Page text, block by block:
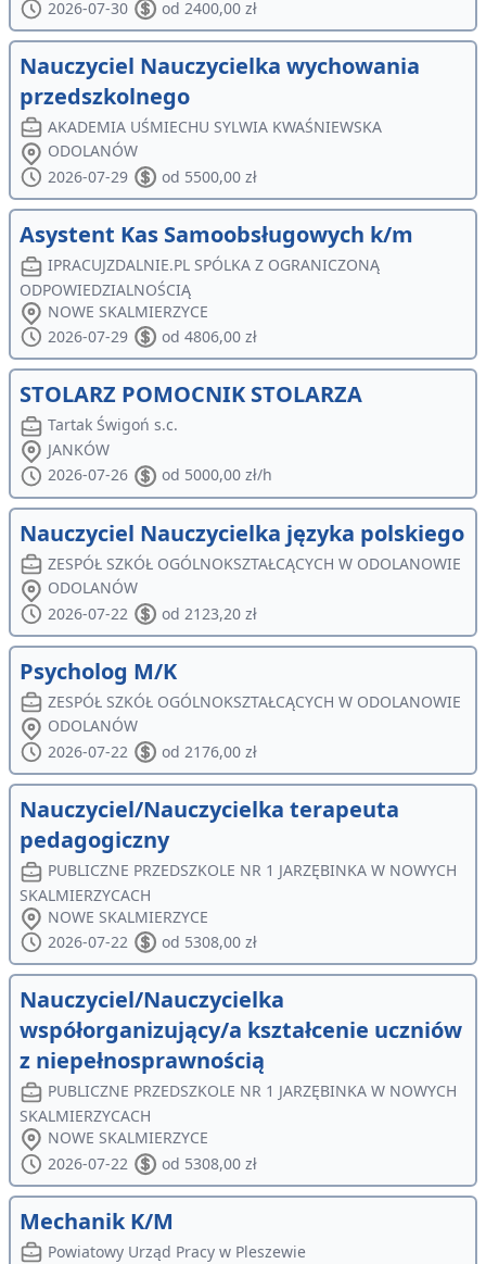
2026-07-30 od 2400,00 zł
Nauczyciel Nauczycielka wychowania
przedszkolnego
AKADEMIA UŚMIECHU SYLWIA KWAŚNIEWSKA
ODOLANÓW
2026-07-29
od 5500,00 zł
Asystent Kas Samoobsługowych k/m
IPRACUJZDALNIE.PL SPÓLKA Z OGRANICZONĄ
ODPOWIEDZIALNOŚCIĄ
NOWE SKALMIERZYCE
2026-07-29
od 4806,00 zł
STOLARZ POMOCNIK STOLARZA
Tartak Świgoń s.c.
JANKÓW
2026-07-26
od 5000,00 zł/h
Nauczyciel Nauczycielka języka polskiego
ZESPÓŁ SZKÓŁ OGÓLNOKSZTAŁCĄCYCH W ODOLANOWIE
ODOLANÓW
2026-07-22
od 2123,20 zł
Psycholog M/K
ZESPÓŁ SZKÓŁ OGÓLNOKSZTAŁCĄCYCH W ODOLANOWIE
ODOLANÓW
2026-07-22
od 2176,00 zł
Nauczyciel/Nauczycielka terapeuta
pedagogiczny
PUBLICZNE PRZEDSZKOLE NR 1 JARZĘBINKA W NOWYCH
SKALMIERZYCACH
NOWE SKALMIERZYCE
2026-07-22
od 5308,00 zł
Nauczyciel/Nauczycielka
współorganizujący/a kształcenie uczniów
z niepełnosprawnością
PUBLICZNE PRZEDSZKOLE NR 1 JARZĘBINKA W NOWYCH
SKALMIERZYCACH
NOWE SKALMIERZYCE
2026-07-22
od 5308,00 zł
Mechanik K/M
Powiatowy Urząd Pracy w Pleszewie